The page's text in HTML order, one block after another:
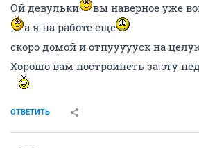
Ой девульки
вы наверное уже
а я на работе еще
скоро домой и отпуууууск на
Хорошо вам постройнеть за эту
ОТВЕТИТЬ